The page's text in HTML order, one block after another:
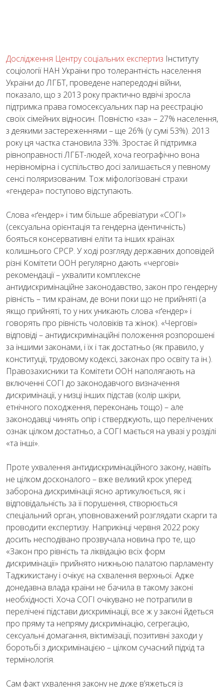
Дослідження Центру соціальних експертиз Інституту
соціології НАН України про толерантність населення
України до ЛГБТ, проведене напередодні війни,
показало, що з 2013 року практично вдвічі зросла
підтримка права гомосексуальних пар на реєстрацію
своїх сімейних відносин. Повністю «за» – 27% населення,
з деякими застереженнями – ще 26% (у сумі 53%). 2013
року ця частка становила 33%. Зростає й підтримка
рівноправності ЛГБТ-людей, хоча географічно вона
нерівномірна і суспільство досі залишається у певному
сенсі поляризованим. Тож міфологізовані страхи
«гендера» поступово відступають.
Слова «ґендер» і тим більше абревіатури «СОГІ»
(сексуальна орієнтація та гендерна ідентичність)
бояться консервативні еліти та інших країнах
колишнього СРСР. У ході розгляду державних доповідей
різні Комітети ООН регулярно дають «чергові»
рекомендації – ухвалити комплексне
антидискримінаційне законодавство, закон про гендерну
рівність – тим країнам, де вони поки що не прийняті (а
якщо прийняті, то у них уникають слова «ґендер» і
говорять про рівність чоловіків та жінок). «Чергові»
відповіді – антидискримінаційні положення розпорошені
за іншими законами, і їх і так достатньо (як правило, у
конституції, трудовому кодексі, законах про освіту та ін.).
Правозахисники та Комітети ООН наполягають на
включенні СОГІ до законодавчого визначення
дискримінації, у низці інших підстав (колір шкіри,
етнічного походження, переконань тощо) – але
законодавці чинять опір і стверджують, що перелічених
ознак цілком достатньо, а СОГІ мається на увазі у розділі
«та інші».
Проте ухвалення антидискримінаційного закону, навіть
не цілком досконалого – вже великий крок уперед:
заборона дискримінації ясно артикулюється, як і
відповідальність за її порушення, створюється
спеціальний орган, уповноважений розглядати скарги та
проводити експертизу. Наприкінці червня 2022 року
досить несподівано прозвучала новина про те, що
«Закон про рівність та ліквідацію всіх форм
дискримінації» прийнято нижньою палатою парламенту
Таджикистану і очікує на схвалення верхньої. Адже
донедавна влада країни не бачила в такому законі
необхідності. Хоча СОГІ очікувано не потрапили в
перелічені підстави дискримінації, все ж у законі йдеться
про пряму та непряму дискримінацію, сегрегацію,
сексуальні домагання, віктимізації, позитивні заходи у
боротьбі з дискримінацією – цілком сучасний підхід та
термінологія.
Сам факт ухвалення закону не дуже в’яжеться із